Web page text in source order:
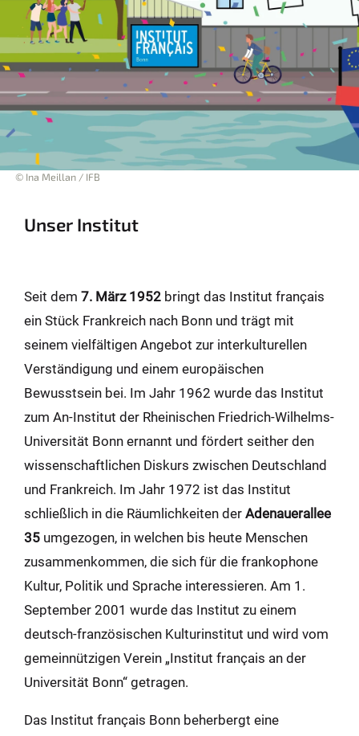
Unser Institut
Seit dem 7. März 1952 bringt das Institut français
ein Stück Frankreich nach Bonn und trägt mit
seinem vielfältigen Angebot zur interkulturellen
Verständigung und einem europäischen
Bewusstsein bei. Im Jahr 1962 wurde das Institut
zum An-Institut der Rheinischen Friedrich-Wilhelms-
Universität Bonn ernannt und fördert seither den
wissenschaftlichen Diskurs zwischen Deutschland
und Frankreich. Im Jahr 1972 ist das Institut
schließlich in die Räumlichkeiten der Adenauerallee
35 umgezogen, in welchen bis heute Menschen
zusammenkommen, die sich für die frankophone
Kultur, Politik und Sprache interessieren. Am 1.
September 2001 wurde das Institut zu einem
deutsch-französischen Kulturinstitut und wird vom
gemeinnützigen Verein „Institut français an der
Universität Bonn“ getragen.
Das Institut français Bonn beherbergt eine
© Ina Meillan / IFB